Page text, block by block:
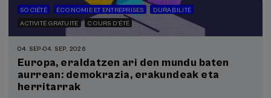
SOCIÉTÉ ÉCONOMIE ET ENTREPRISES
DURABILITÉ
ACTIVITÉ GRATUITE
COURS D'ÉTÉ
04. SEP-04. SEP, 2026
Europa, eraldatzen ari den mundu baten
aurrean: demokrazia, erakundeak eta
herritarrak